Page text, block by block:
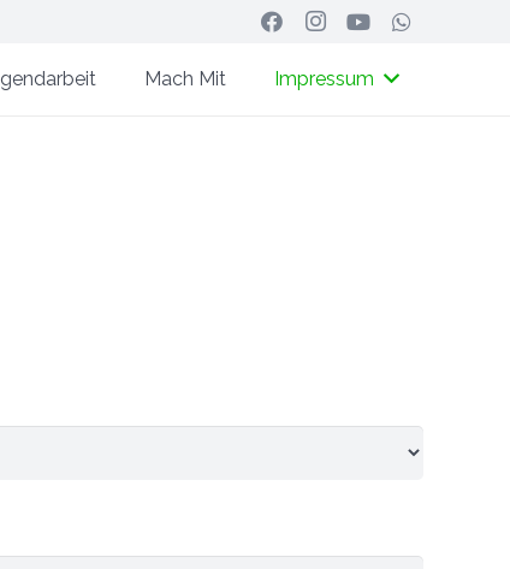
Mach Mit Impressum